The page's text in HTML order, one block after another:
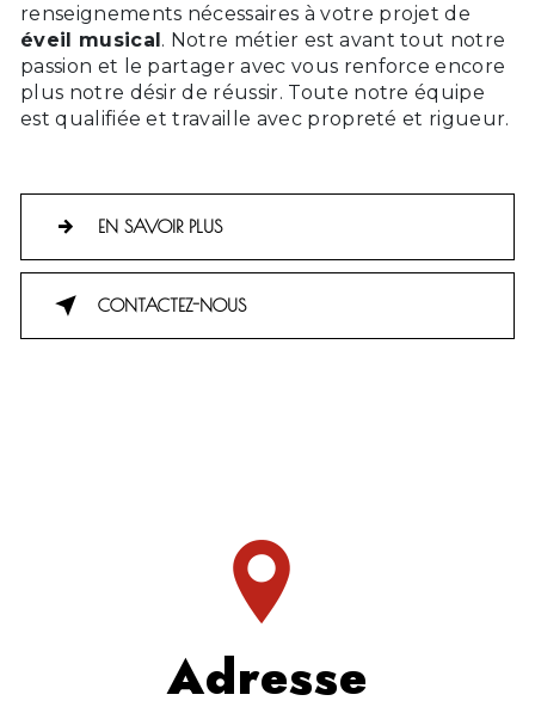
renseignements nécessaires à votre projet de
éveil musical. Notre métier est avant tout notre
passion et le partager avec vous renforce encore
plus notre désir de réussir. Toute notre équipe
est qualifiée et travaille avec propreté et rigueur.
EN SAVOIR PLUS
CONTACTEZ-NOUS
Adresse